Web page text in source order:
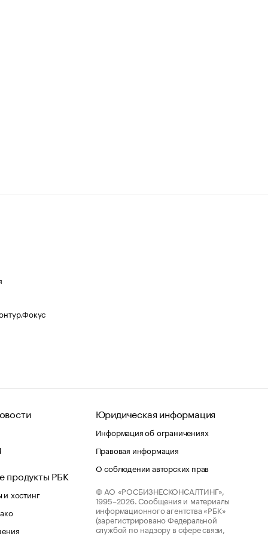
продукты РБК
хостинг
Юридическая информация
Информация об ограничениях
Правовая информация
О соблюдении авторских прав
© АО «РОСБИЗНЕСКОНСАЛТИНГ»,
1995–2026. Сообщения и материалы
информационного агентства «РБК»
(зарегистрировано Федеральной
службой по надзору в сфере связи,